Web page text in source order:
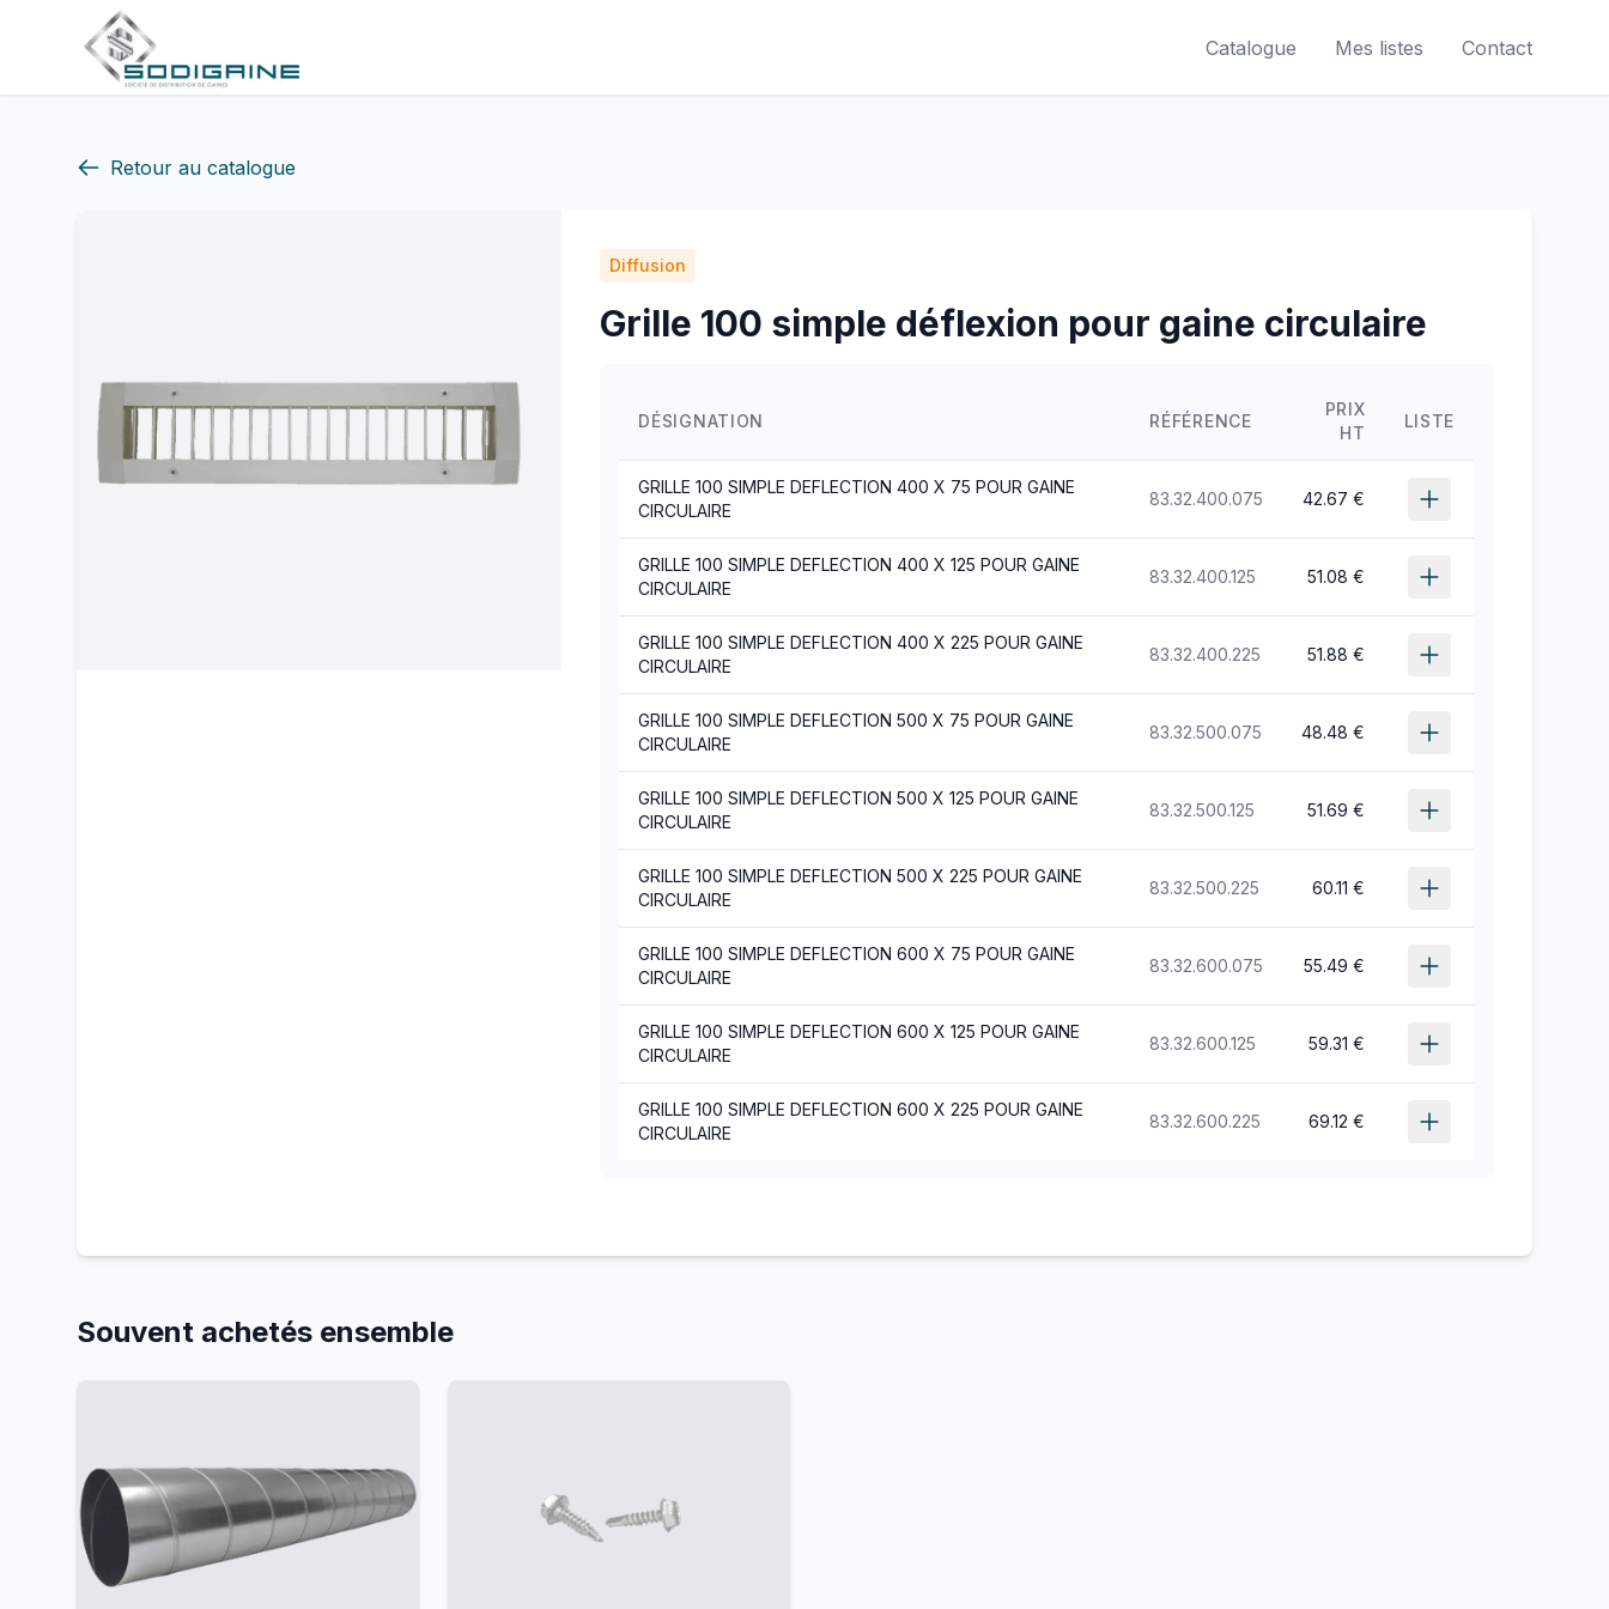
Catalogue Mes listes Contact
Retour au catalogue
Diffusion
Grille 100 simple déflexion pour gaine circulaire
DÉSIGNATION RÉFÉRENCE
PRIX
HT
LISTE
GRILLE 100 SIMPLE DEFLECTION 400 X 75 POUR GAINE
CIRCULAIRE
83.32.400.075 42.67 €
GRILLE 100 SIMPLE DEFLECTION 400 X 125 POUR GAINE
CIRCULAIRE
83.32.400.125 51.08 €
GRILLE 100 SIMPLE DEFLECTION 400 X 225 POUR GAINE
CIRCULAIRE
83.32.400.225 51.88 €
GRILLE 100 SIMPLE DEFLECTION 500 X 75 POUR GAINE
CIRCULAIRE
83.32.500.075 48.48 €
GRILLE 100 SIMPLE DEFLECTION 500 X 125 POUR GAINE
CIRCULAIRE
83.32.500.125 51.69 €
GRILLE 100 SIMPLE DEFLECTION 500 X 225 POUR GAINE
CIRCULAIRE
83.32.500.225 60.11 €
GRILLE 100 SIMPLE DEFLECTION 600 X 75 POUR GAINE
CIRCULAIRE
83.32.600.075 55.49 €
GRILLE 100 SIMPLE DEFLECTION 600 X 125 POUR GAINE
CIRCULAIRE
83.32.600.125 59.31 €
GRILLE 100 SIMPLE DEFLECTION 600 X 225 POUR GAINE
CIRCULAIRE
83.32.600.225 69.12 €
Souvent achetés ensemble